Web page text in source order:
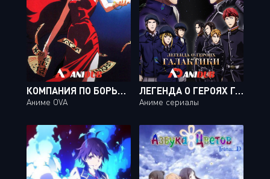
КОМПАНИЯ ПО БОРЬБЕ С ДУХАМИ / PHANTOM QUEST CORP. [04 ИЗ 04]
Аниме OVA
ЛЕГЕНДА О ГЕРОЯХ ГАЛАКТИКИ / GINGA EIYUU DENSETSU: DIE NEUE THESE - KAIKOU [12 ИЗ 12]
Аниме сериалы